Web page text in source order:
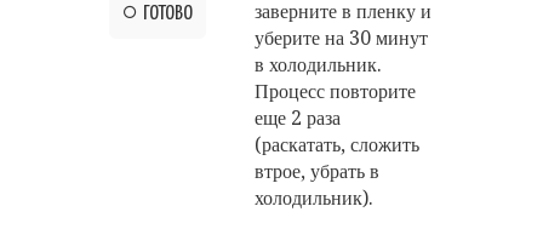
ГОТОВО
заверните в пленку и
уберите на 30 минут
в холодильник.
Процесс повторите
еще 2 раза
(раскатать, сложить
втрое, убрать в
холодильник).